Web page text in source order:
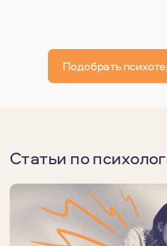
Подобрать
Статьи по